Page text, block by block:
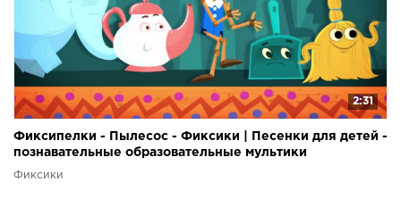
2:31
Фиксипелки - Пылесос - Фиксики | Песенки для детей -
познавательные образовательные мультики
Фиксики